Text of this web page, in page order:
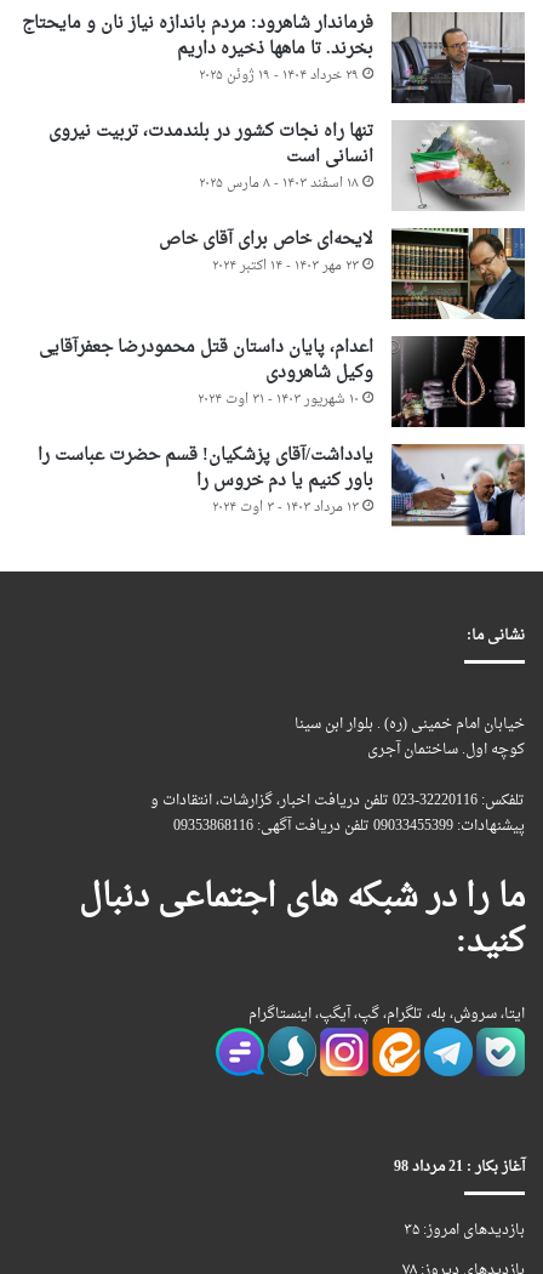
فرماندار شاهرود: مردم باندازه نیاز نان و مایحتاج
بخرند. تا ماهها ذخیره داریم
۲۹ خرداد ۱۴۰۴ - ۱۹ ژوئن ۲۰۲۵
تنها راه نجات کشور در بلندمدت، تربیت نیروی
انسانی است
۱۸ اسفند ۱۴۰۳ - ۸ مارس ۲۰۲۵
لایحه‌ای خاص برای آقای خاص
۲۳ مهر ۱۴۰۳ - ۱۴ اکتبر ۲۰۲۴
اعدام، پایان داستان قتل محمودرضا جعفرآقایی
وکیل شاهرودی
۱۰ شهریور ۱۴۰۳ - ۳۱ اوت ۲۰۲۴
یادداشت/آقای پزشکیان! قسم حضرت عباست را
باور کنیم یا دم خروس را
۱۳ مرداد ۱۴۰۳ - ۳ اوت ۲۰۲۴
نشانی ما:
خیابان امام خمینی (ره) . بلوار ابن سینا
کوچه اول. ساختمان آجری
تلفکس: 32220116-023 تلفن دریافت اخبار، گزارشات، انتقادات و
پیشنهادات: 09033455399 تلفن دریافت آگهی: 09353868116
ما را در شبکه های اجتماعی دنبال
کنید:
ایتا، سروش، بله، تلگرام، گپ، آیگپ، اینستاگرام
آغاز بکار : 21 مرداد 98
بازدیدهای امروز:۳۵